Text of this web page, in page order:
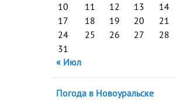
10
11 12 13 14
17
18 19 20 21
24
25 26 27 28
31
« Июл
Погода в Новоуральске